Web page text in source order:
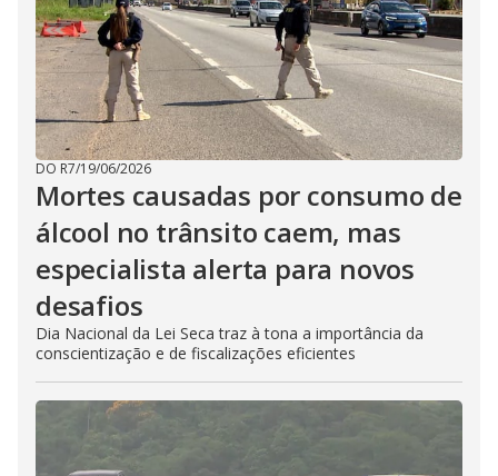
DO R7/19/06/2026
Mortes causadas por consumo de
álcool no trânsito caem, mas
especialista alerta para novos
desafios
Dia Nacional da Lei Seca traz à tona a importância da
conscientização e de fiscalizações eficientes